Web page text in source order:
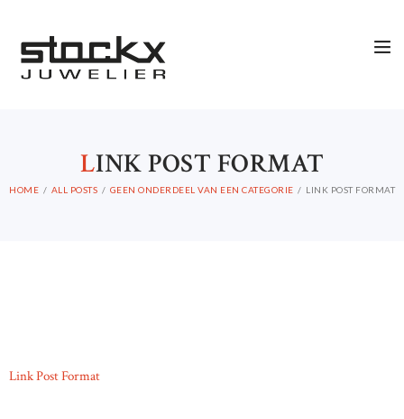
LINK POST FORMAT
HOME ALL POSTS GEEN ONDERDEEL VAN EEN CATEGORIE LINK POST FORMAT
STOCKX HORLOGES
STOCKX SIERADEN
Link Post Format